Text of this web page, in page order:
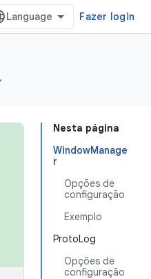
Fazer login
Nesta página
WindowManage
r
Opções de
configuração
Exemplo
ProtoLog
Opções de
configuração